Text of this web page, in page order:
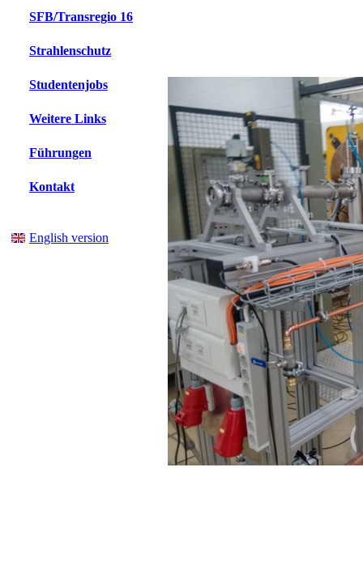
SFB/Transregio 16
Strahlenschutz
Studentenjobs
Weitere Links
Führungen
Kontakt
English version